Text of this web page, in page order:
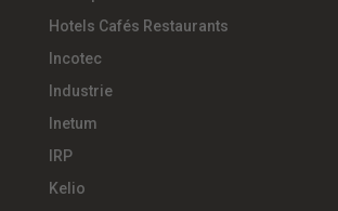
Hotels Cafés Restaurants
Incotec
Industrie
Inetum
IRP
Kelio